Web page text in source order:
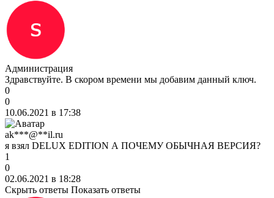
Администрация
Здравствуйте. В скором времени мы добавим данный ключ.
0
0
10.06.2021 в 17:38
ak***@**il.ru
я взял DELUX EDITION А ПОЧЕМУ ОБЫЧНАЯ ВЕРСИЯ?
1
0
02.06.2021 в 18:28
Скрыть ответы Показать ответы